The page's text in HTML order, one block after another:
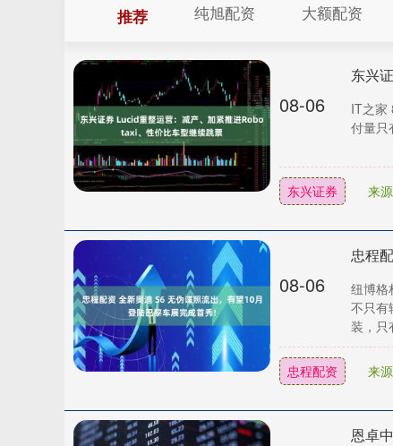
推荐 纯旭配资 大额配资
08-06
IT之家
付量只
东兴证券 来
08-06
纽博格
不只有
装，只
忠程配资 来